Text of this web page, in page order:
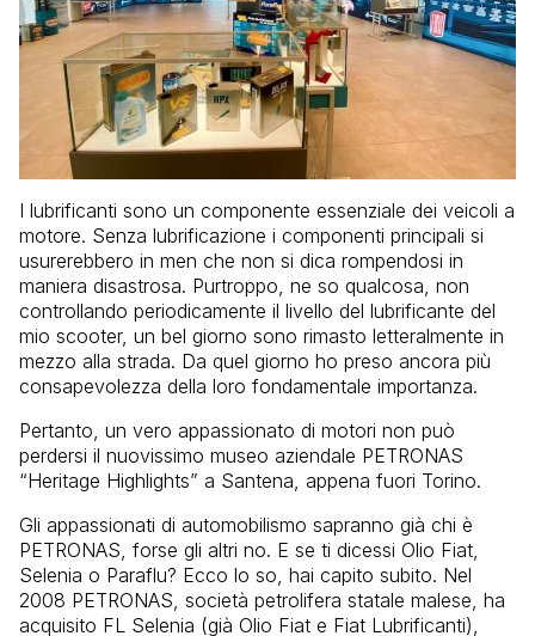
I lubrificanti sono un componente essenziale dei veicoli a
motore. Senza lubrificazione i componenti principali si
usurerebbero in men che non si dica rompendosi in
maniera disastrosa. Purtroppo, ne so qualcosa, non
controllando periodicamente il livello del lubrificante del
mio scooter, un bel giorno sono rimasto letteralmente in
mezzo alla strada. Da quel giorno ho preso ancora più
consapevolezza della loro fondamentale importanza.
Pertanto, un vero appassionato di motori non può
perdersi il nuovissimo museo aziendale PETRONAS
“Heritage Highlights” a Santena, appena fuori Torino.
Gli appassionati di automobilismo sapranno già chi è
PETRONAS, forse gli altri no. E se ti dicessi Olio Fiat,
Selenia o Paraflu? Ecco lo so, hai capito subito. Nel
2008 PETRONAS, società petrolifera statale malese, ha
acquisito FL Selenia (già Olio Fiat e Fiat Lubrificanti),